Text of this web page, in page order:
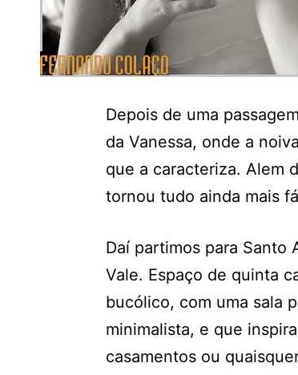
Depois de uma
da Vanessa, onde a
que a caracteriza. Alem
tornou tudo ainda mais
Daí partimos para Santo
Vale. Espaço de quinta
bucólico, com uma sala
minimalista, e que
casamentos ou